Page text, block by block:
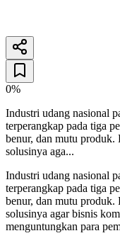
4
0%
Industri udang nasional
terperangkap pada tiga
benur, dan mutu produk.
solusinya aga...
Industri udang nasional
terperangkap pada tiga
benur, dan mutu produk.
solusinya agar bisnis
menguntungkan para